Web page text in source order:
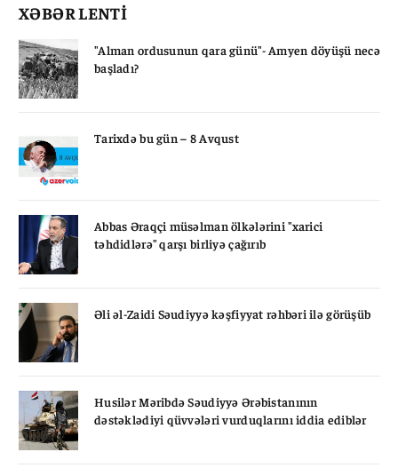
XƏBƏR LENTİ
"Alman ordusunun qara günü"- Amyen döyüşü necə
başladı?
Tarixdə bu gün – 8 Avqust
Abbas Əraqçi müsəlman ölkələrini "xarici
təhdidlərə" qarşı birliyə çağırıb
Əli əl-Zaidi Səudiyyə kəşfiyyat rəhbəri ilə görüşüb
Husilər Məribdə Səudiyyə Ərəbistanının
dəstəklədiyi qüvvələri vurduqlarını iddia ediblər